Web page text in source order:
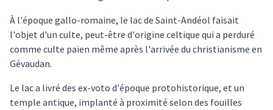
À l'époque gallo-romaine, le lac de Saint-Andéol faisait
l'objet d'un culte, peut-être d'origine celtique qui a perduré
comme culte païen même après l'arrivée du christianisme en
Gévaudan.
Le lac a livré des ex-voto d'époque protohistorique, et un
temple antique, implanté à proximité selon des fouilles